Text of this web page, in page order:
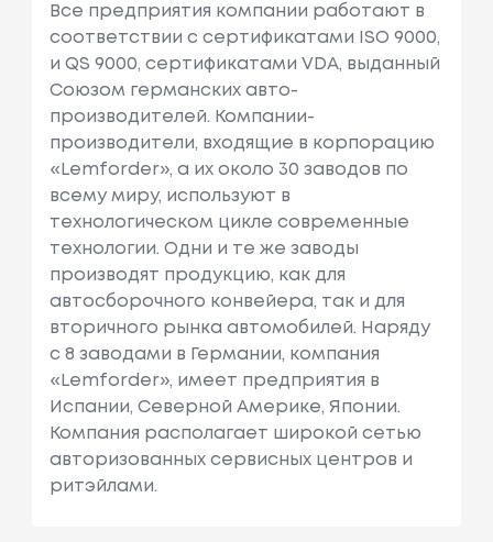
Все предприятия компании работают в
соответствии с сертификатами ISO 9000,
и QS 9000, сертификатами VDA, выданный
Союзом германских авто-
производителей. Компании-
производители, входящие в корпорацию
«Lemforder», а их около 30 заводов по
всему миру, используют в
технологическом цикле современные
технологии. Одни и те же заводы
производят продукцию, как для
автосборочного конвейера, так и для
вторичного рынка автомобилей. Наряду
с 8 заводами в Германии, компания
«Lemforder», имеет предприятия в
Испании, Северной Америке, Японии.
Компания располагает широкой сетью
авторизованных сервисных центров и
ритэйлами.